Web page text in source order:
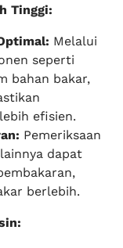
Tinggi:
Melalui
seperti
bahan bakar,
efisien.
Pemeriksaan
dapat
berlebih.